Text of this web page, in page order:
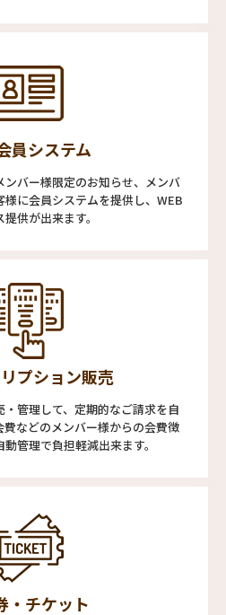
員システム
バー様限定のお知らせ、メンバ
に会員システムを提供し、WEB
供が出来ます。
プション販売
管理して、定期的なご請求を自
などのメンバー様からの会費徴
管理で負担軽減出来ます。
・チケット